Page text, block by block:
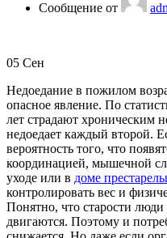
Сообщение от
05 Сен
Недоедание в пожилом
опасное явление. По
лет страдают хроническим
недоедает каждый второй.
вероятность того, что
координацией, мышечной
уходе или в доме
контролировать вес и
Понятно, что старости
двигаются. Поэтому и